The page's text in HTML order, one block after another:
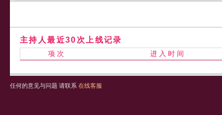
主持人最近30次上线记录
项 次 进 入 时 间
任何的意见与问题 请联系 在线客服